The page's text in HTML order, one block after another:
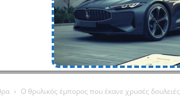
Ο θρυλικός έμπορος που έκανε χρυσές δουλειές